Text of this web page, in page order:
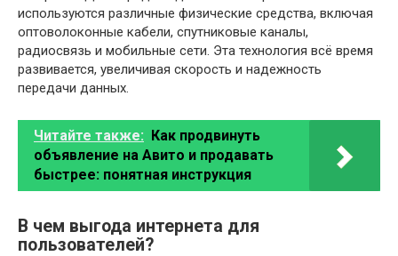
используются различные физические средства, включая
оптоволоконные кабели, спутниковые каналы,
радиосвязь и мобильные сети. Эта технология всё время
развивается, увеличивая скорость и надежность
передачи данных.
Читайте также: Как продвинуть
объявление на Авито и продавать
быстрее: понятная инструкция
В чем выгода интернета для
пользователей?